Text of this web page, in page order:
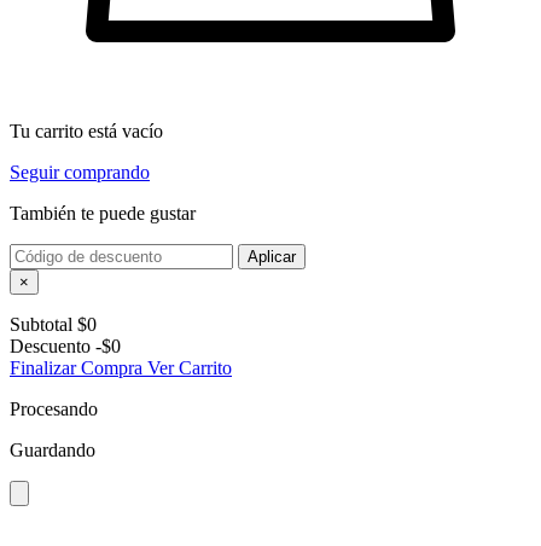
Tu carrito está vacío
Seguir comprando
También te puede gustar
Aplicar
×
Subtotal $0
Descuento -$0
Finalizar Compra Ver Carrito
Procesando
Guardando